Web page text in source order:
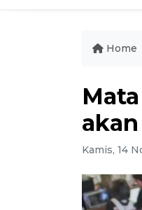
Home
Kamis, 14